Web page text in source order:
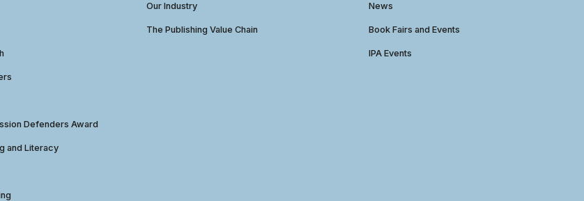
Defenders Award
and Literacy
Our Industry
The Publishing Value Chain
News
Book Fairs and Events
IPA Events